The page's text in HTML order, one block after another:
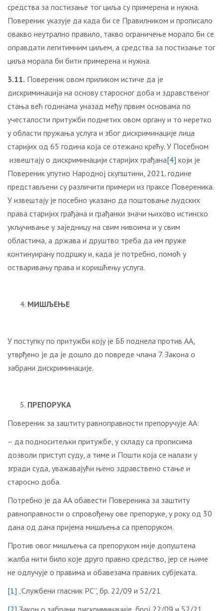
средства за постизање тог циља су примерена и нужна.
Повереник указује да када би се Правилником и прописало
овакво неутрално правило, такво ограничење морало би се
оправдати легитимним циљем, а средства за постизање тог
циља морала би бити примерена и нужна.
3.11. Повереник овом приликом истиче да је
дискриминација на основу старосног доба и здравственог
стања већ годинама уназад међу првим основама по
учесталости притужби поднетих овом органу и то неретко
у области пружања услуга и због дискриминације лица
старијих од 65 година која се отежано крећу. У Посебном
извештају о дискриминацији старијих грађана[4] који је
Повереник упутио Народној скупштини, 2021. године
представљени су различити примери из праксе Повереника.
У извештају је посебно указано да поштовање људских
права старијих грађана и грађанки значи њихово истинско
укључивање у заједницу на свим нивоима и у свим
областима, а држава и друштво треба да им пруже
континуирану подршку и, када је потребно, помоћ у
остваривању права и коришћењу услуга.
МИШЉЕЊЕ
У поступку по притужби коју је ББ поднела против АА,
утврђено је да је дошло до повреде члана 7. Закона о
забрани дискриминације.
ПРЕПОРУКА
Повереник за заштиту равноправности препоручује АА:
– да подноситељки притужбе, у складу са прописима
дозволи приступ суду, а тиме и Пошти која се налази у
згради суда, уважавајући њено здравствено стање и
старосно доба.
Потребно је да АА обавести Повереника за заштиту
равноправности о спровођењу ове препоруке, у року од 30
дана од дана пријема мишљења са препоруком.
Против овог мишљења са препоруком није допуштена
жалба нити било које друго правно средство, јер се њиме
не одлучује о правима и обавезама правних субјеката.
[1] „Службени гласник РС”, бр. 22/09 и 52/21
[2] Закон о забрани дискриминације, број 22/09 и 52/21